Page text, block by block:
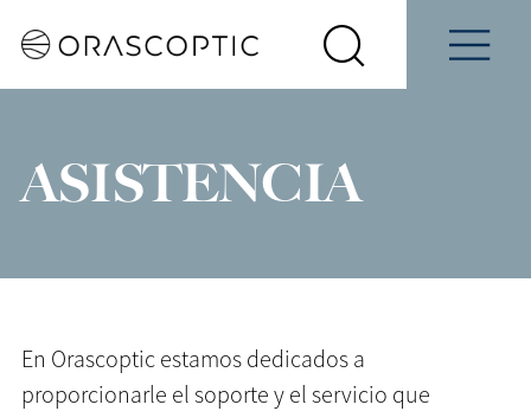
de Contacto
Demostración
Seleccione
Buscar Menu
ASISTENCIA
En Orascoptic estamos dedicados a
proporcionarle el soporte y el servicio que